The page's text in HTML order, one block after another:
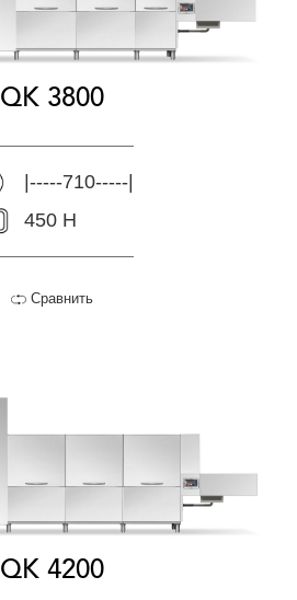
QK 3800
|-----710-----|
450 H
Сравнить
QK 4200